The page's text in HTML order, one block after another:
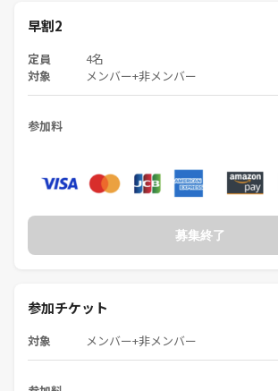
早割2
定員 4名
対象 メンバー+非メンバー
参加料
募集終了
参加チケット
対象 メンバー+非メンバー